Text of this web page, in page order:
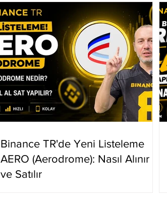
Binance TR'de Yeni Listeleme
AERO (Aerodrome): Nasıl Alınır
ve Satılır